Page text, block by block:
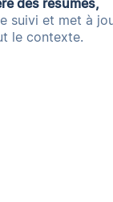
des résumés,
suivi et met à
le contexte.